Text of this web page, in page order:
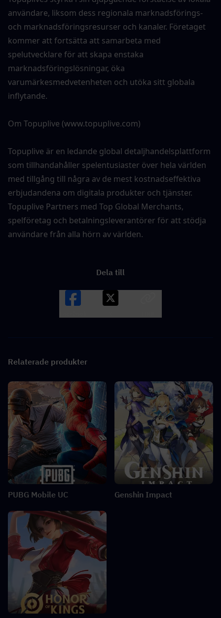
användare, liksom dess regionala marknadsförings-
och marknadsföringsresurser och kanaler. Företaget
kommer att fortsätta att samarbeta med
spelutvecklare för att skapa enstaka
marknadsföringslösningar, öka
varumärkesmedvetenheten och utöka sitt globala
inflytande.
Om Topuplive (www.topuplive.com)
Topuplive är en ledande global detaljhandelsplattform
som tillhandahåller spelentusiaster över hela världen
med tillgång till några av de mest kostnadseffektiva
erbjudandena om digitala produkter och tjänster.
Topuplive Partners med Top Global Merchants,
spelföretag och betalningsleverantörer för att stödja
användare från alla hörn av världen.
Dela till
Relaterade produkter
PUBG Mobile UC Genshin Impact